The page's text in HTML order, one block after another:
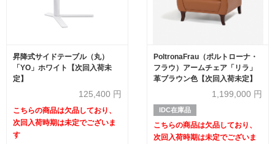
昇降式サイドテーブル（丸）
「YO」ホワイト【次回入荷未
定】
125,400 円
こちらの商品は欠品しており、
次回入荷時期は未定でございま
す
PoltronaFrau（ポルトローナ・
フラウ）アームチェア「リラ」
革ブラウン色【次回入荷未定】
1,199,000 円
IDC在庫品
こちらの商品は欠品しており、
次回入荷時期は未定でございま